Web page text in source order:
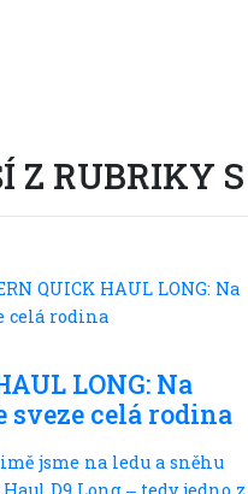
Z RUBRIKY
LONG: Na
sveze celá rodina
jsme na ledu a sněhu